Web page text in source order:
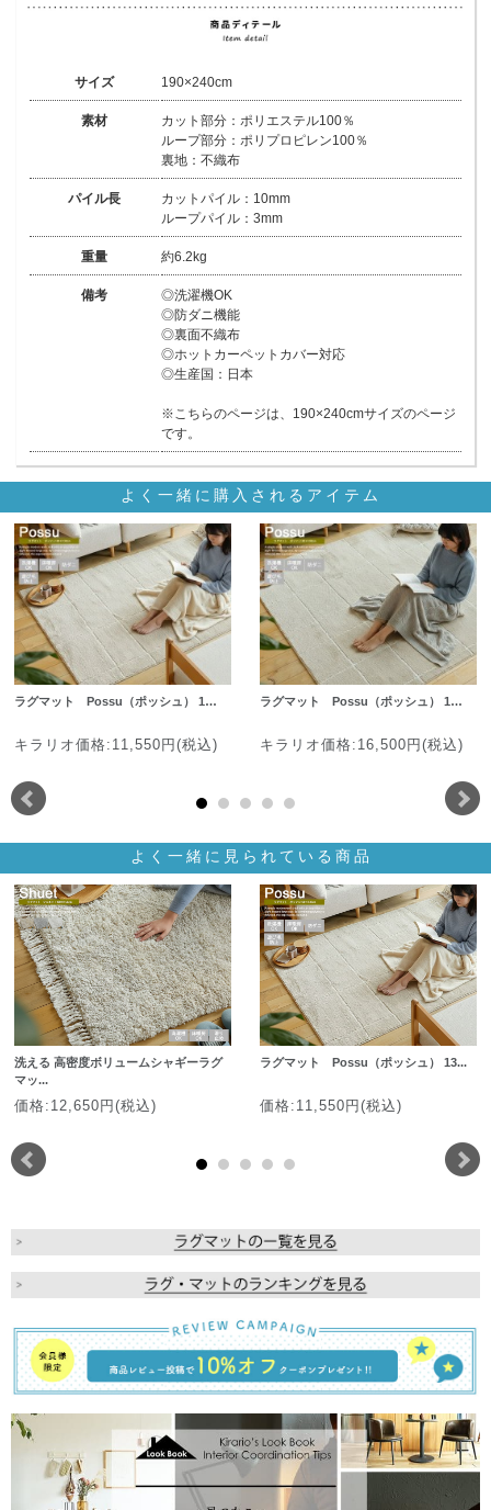
サイズ 190×240cm
素材
カット部分：ポリエステル100％
ループ部分：ポリプロピレン100％
裏地：不織布
パイル長
カットパイル：10mm
ループパイル：3mm
重量 約6.2kg
備考
◎洗濯機OK
◎防ダニ機能
◎裏面不織布
◎ホットカーペットカバー対応
◎生産国：日本
※こちらのページは、190×240cmサイズのページ
です。
よく一緒に購入されるアイテム
ラグマット Possu（ポッシュ） 1…
キラリオ価格:11,550円(税込)
ラグマット Possu（ポッシュ） 1…
キラリオ価格:16,500円(税込)
よく一緒に見られている商品
洗える 高密度ボリュームシャギーラグ
マッ...
価格:12,650円(税込)
ラグマット Possu（ポッシュ） 13...
価格:11,550円(税込)